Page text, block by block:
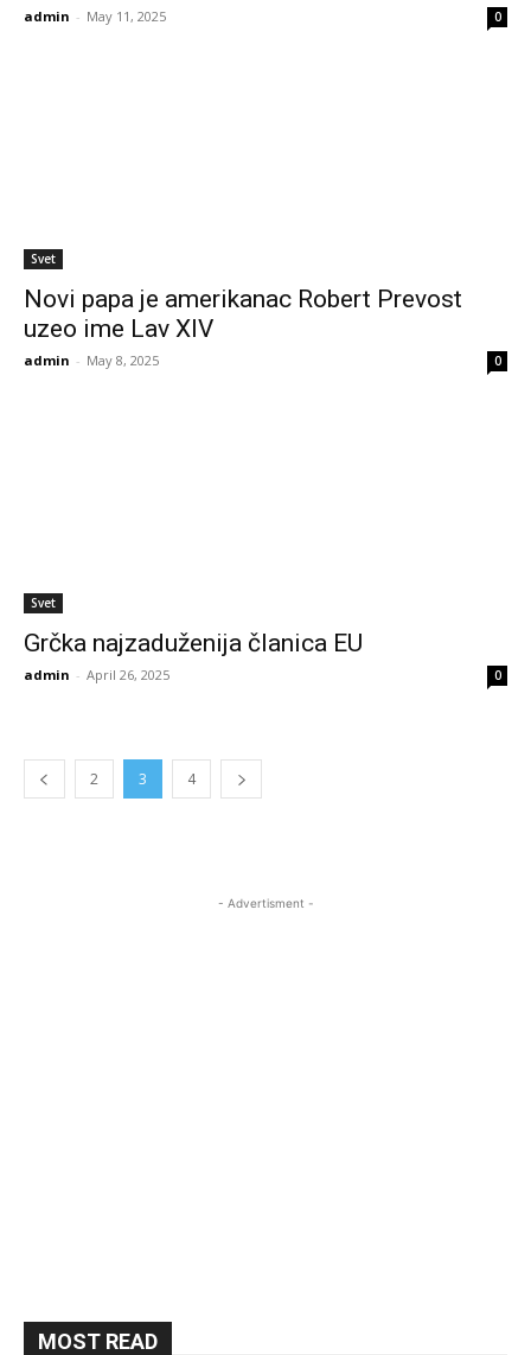
admin - May 11, 2025 0
Svet
Novi papa je amerikanac Robert Prevost
uzeo ime Lav XIV
admin - May 8, 2025 0
Svet
Grčka najzaduženija članica EU
admin - April 26, 2025 0
2 3 4
- Advertisment -
MOST READ